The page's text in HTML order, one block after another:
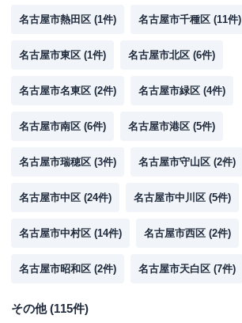
名古屋市熱田区 (1件) 名古屋市千種区 (11件)
名古屋市東区 (1件) 名古屋市北区 (6件)
名古屋市名東区 (2件) 名古屋市緑区 (4件)
名古屋市南区 (6件) 名古屋市港区 (5件)
名古屋市瑞穂区 (3件) 名古屋市守山区 (2件)
名古屋市中区 (24件) 名古屋市中川区 (5件)
名古屋市中村区 (14件) 名古屋市西区 (2件)
名古屋市昭和区 (2件) 名古屋市天白区 (7件)
その他(115件)